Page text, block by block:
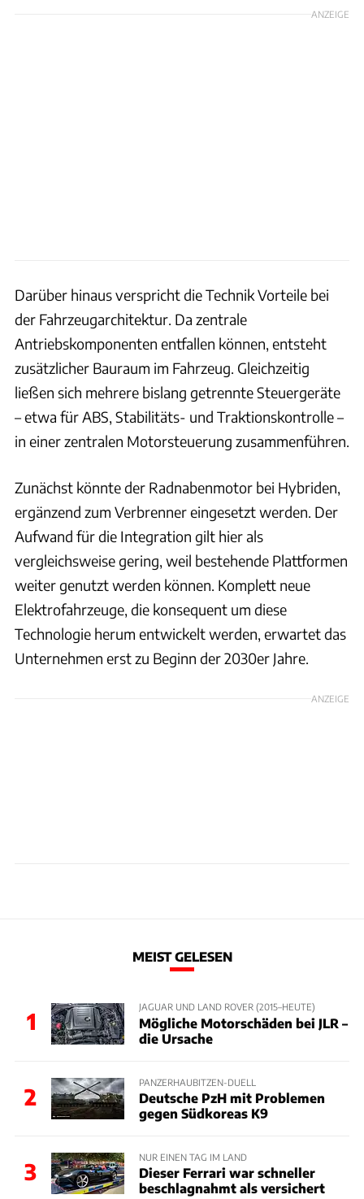
ANZEIGE
Darüber hinaus verspricht die Technik Vorteile bei
der Fahrzeugarchitektur. Da zentrale
Antriebskomponenten entfallen können, entsteht
zusätzlicher Bauraum im Fahrzeug. Gleichzeitig
ließen sich mehrere bislang getrennte Steuergeräte
– etwa für ABS, Stabilitäts- und Traktionskontrolle –
in einer zentralen Motorsteuerung zusammenführen.
Zunächst könnte der Radnabenmotor bei Hybriden,
ergänzend zum Verbrenner eingesetzt werden. Der
Aufwand für die Integration gilt hier als
vergleichsweise gering, weil bestehende Plattformen
weiter genutzt werden können. Komplett neue
Elektrofahrzeuge, die konsequent um diese
Technologie herum entwickelt werden, erwartet das
Unternehmen erst zu Beginn der 2030er Jahre.
ANZEIGE
MEIST GELESEN
1
JAGUAR UND LAND ROVER (2015–HEUTE)
Mögliche Motorschäden bei JLR –
die Ursache
2
PANZERHAUBITZEN-DUELL
Deutsche PzH mit Problemen
gegen Südkoreas K9
3
NUR EINEN TAG IM LAND
Dieser Ferrari war schneller
beschlagnahmt als versichert